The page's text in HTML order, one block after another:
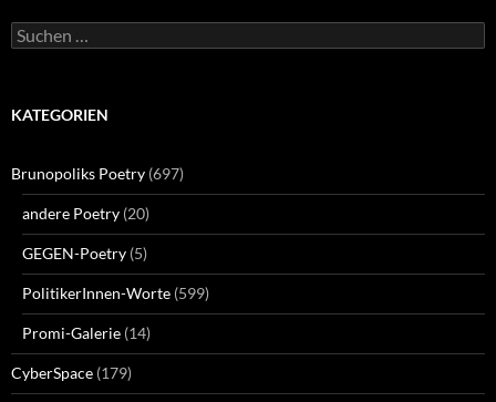
Suchen
nach:
KATEGORIEN
Brunopoliks Poetry (697)
andere Poetry (20)
GEGEN-Poetry (5)
PolitikerInnen-Worte (599)
Promi-Galerie (14)
CyberSpace (179)